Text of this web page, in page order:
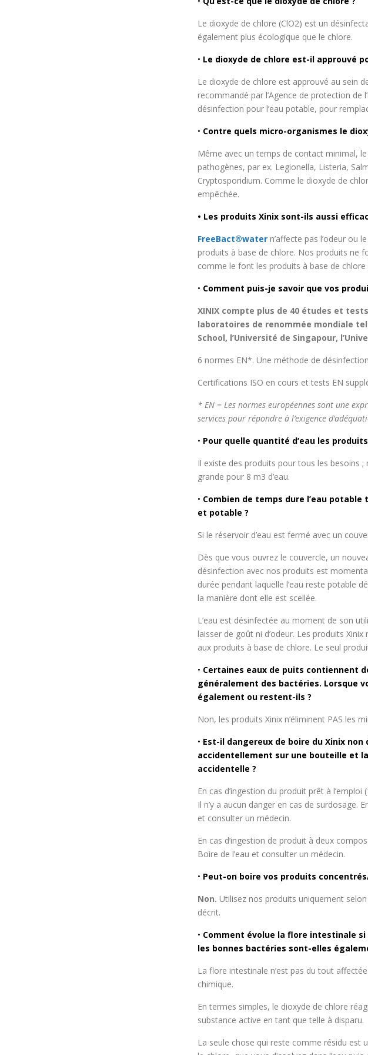
Le dioxyde de chlore (ClO2) est un
également plus écologique que le chlore.
• Le dioxyde de chlore est-il approuvé
Le dioxyde de chlore est approuvé au sein
recommandé par l’Agence de protection de
désinfection pour l’eau potable, pour
• Contre quels micro-organismes le
Même avec un temps de contact minimal,
pathogènes, par ex. Legionella, Listeria,
Cryptosporidium. Comme le dioxyde de
empêchée.
• Les produits Xinix sont-ils aussi
FreeBact®water n’affecte pas l’odeur ou
produits à base de chlore. Nos produits ne
comme le font les produits à base de
• Comment puis-je savoir que vos
XINIX compte plus de 40 études et
laboratoires de renommée mondiale
School, l’Université de Singapour,
6 normes EN*. Une méthode de
Certifications ISO en cours et tests EN
* EN = Les normes européennes sont une
services pour répondre à l’exigence
• Pour quelle quantité d’eau les
Il existe des produits pour tous les besoins
grande pour 8 m3 d’eau.
• Combien de temps dure l’eau
et potable ?
Si le réservoir d’eau est fermé avec un
Dès que vous ouvrez le couvercle, un
désinfection avec nos produits est
durée pendant laquelle l’eau reste potable
la manière dont elle est scellée.
L’eau est désinfectée au moment de son
laisser de goût ni d’odeur. Les produits
aux produits à base de chlore. Le seul
• Certaines eaux de puits contiennent
généralement des bactéries. Lorsque
également ou restent-ils ?
Non, les produits Xinix n’éliminent PAS les
• Est-il dangereux de boire du Xinix
accidentellement sur une bouteille et
accidentelle ?
En cas d’ingestion du produit prêt à l’emploi
Il n’y a aucun danger en cas de surdosage.
et consulter un médecin.
En cas d’ingestion de produit à deux
Boire de l’eau et consulter un médecin.
• Peut-on boire vos produits
Non. Utilisez nos produits uniquement
décrit.
• Comment évolue la flore intestinale
les bonnes bactéries sont-elles
La flore intestinale n’est pas du tout
chimique.
En termes simples, le dioxyde de chlore
substance active en tant que telle à disparu.
La seule chose qui reste comme résidu est